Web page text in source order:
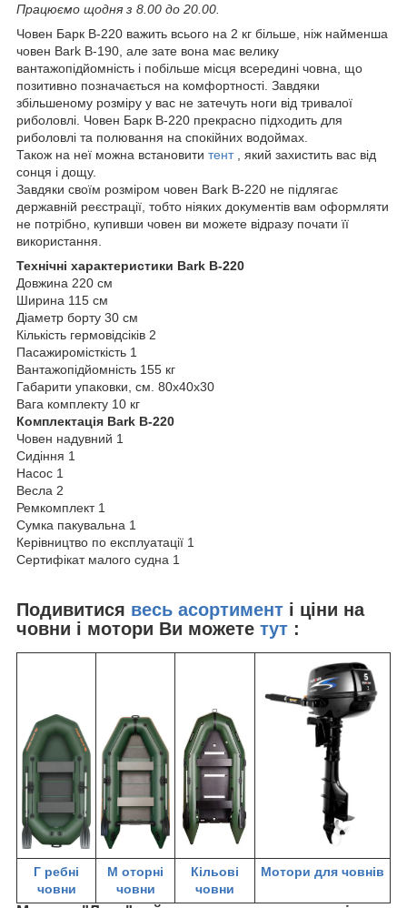
Працюємо щодня з 8.00 до 20.00.
Човен Барк B-220 важить всього на 2 кг більше, ніж найменша
човен Bark B-190, але зате вона має велику
вантажопідйомність і побільше місця всередині човна, що
позитивно позначається на комфортності. Завдяки
збільшеному розміру у вас не затечуть ноги від тривалої
риболовлі. Човен Барк B-220 прекрасно підходить для
риболовлі та полювання на спокійних водоймах.
Також на неї можна встановити тент
, який захистить вас від
сонця і дощу.
Завдяки своїм розміром човен Bark B-220 не підлягає
державній реєстрації, тобто ніяких документів вам оформляти
не потрібно, купивши човен ви можете відразу почати її
використання.
Технічні характеристики Bark B-220
Довжина 220 см
Ширина 115 см
Діаметр борту 30 см
Кількість гермовідсіків 2
Пасажиромісткість 1
Вантажопідйомність 155 кг
Габарити упаковки, см. 80х40х30
Вага комплекту 10 кг
Комплектація Bark B-220
Човен надувний 1
Сидіння 1
Насос 1
Весла 2
Ремкомплект 1
Сумка пакувальна 1
Керівництво по експлуатації 1
Сертифікат малого судна 1
Подивитися весь асортимент і ціни на
човни і мотори Ви можете тут :
Г ребні
човни
М оторні
човни
Кільові
човни
Мотори для човнів